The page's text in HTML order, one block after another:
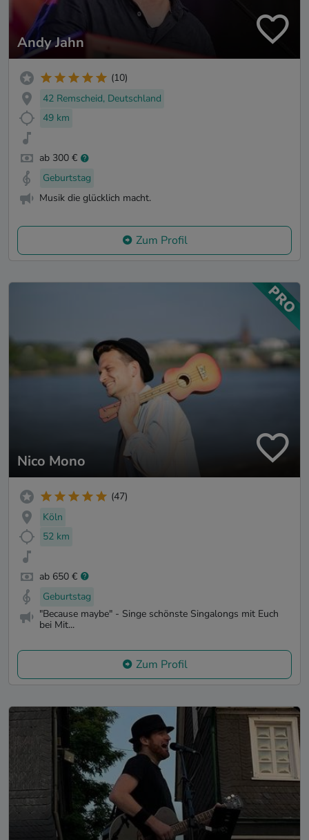
Andy Jahn
(10)
42 Remscheid, Deutschland
49 km
ab 300 €
Geburtstag
Musik die glücklich macht.
Zum Profil
Nico Mono
(47)
Köln
52 km
ab 650 €
Geburtstag
"Because maybe" - Singe schönste Singalongs mit Euch
bei Mit...
Zum Profil